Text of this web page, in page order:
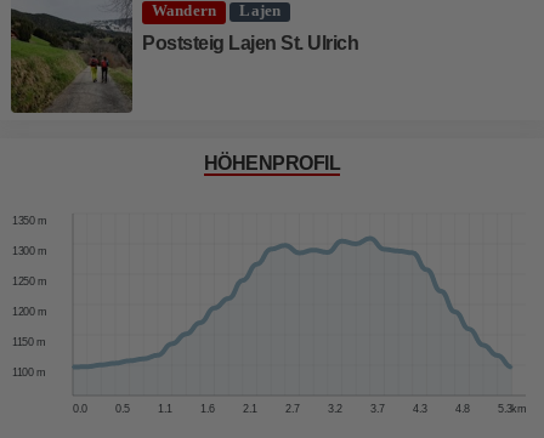
Wandern Lajen
Poststeig Lajen St. Ulrich
HÖHENPROFIL
0.0 0.5 1.1 1.6 2.1 2.7 3.2 3.7 4.3 4.8 5.3km
1100 m
1150 m
1200 m
1250 m
1300 m
1350 m